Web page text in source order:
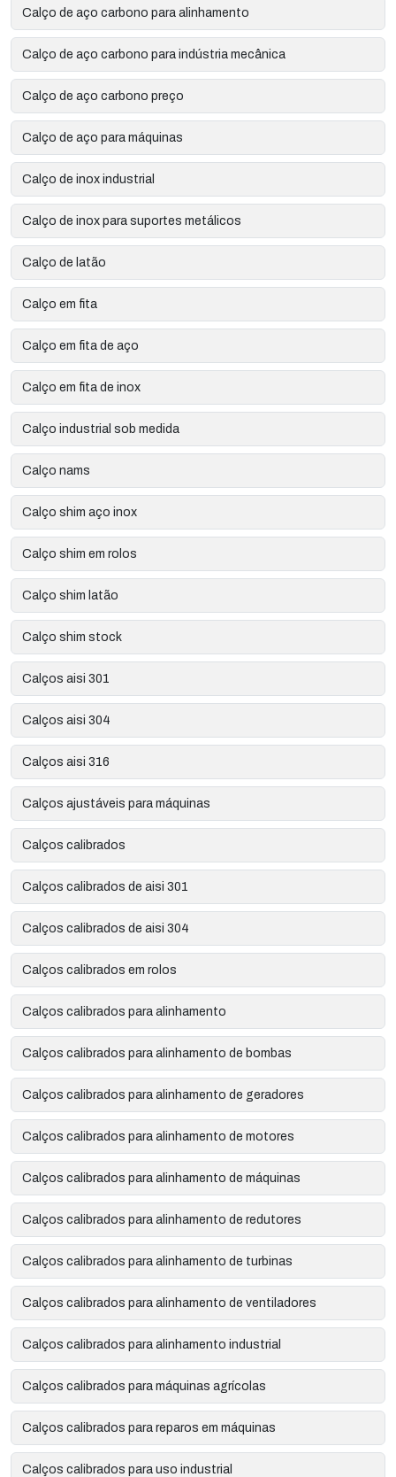
Calço de aço carbono para alinhamento
Calço de aço carbono para indústria mecânica
Calço de aço carbono preço
Calço de aço para máquinas
Calço de inox industrial
Calço de inox para suportes metálicos
Calço de latão
Calço em fita
Calço em fita de aço
Calço em fita de inox
Calço industrial sob medida
Calço nams
Calço shim aço inox
Calço shim em rolos
Calço shim latão
Calço shim stock
Calços aisi 301
Calços aisi 304
Calços aisi 316
Calços ajustáveis para máquinas
Calços calibrados
Calços calibrados de aisi 301
Calços calibrados de aisi 304
Calços calibrados em rolos
Calços calibrados para alinhamento
Calços calibrados para alinhamento de bombas
Calços calibrados para alinhamento de geradores
Calços calibrados para alinhamento de motores
Calços calibrados para alinhamento de máquinas
Calços calibrados para alinhamento de redutores
Calços calibrados para alinhamento de turbinas
Calços calibrados para alinhamento de ventiladores
Calços calibrados para alinhamento industrial
Calços calibrados para máquinas agrícolas
Calços calibrados para reparos em máquinas
Calços calibrados para uso industrial